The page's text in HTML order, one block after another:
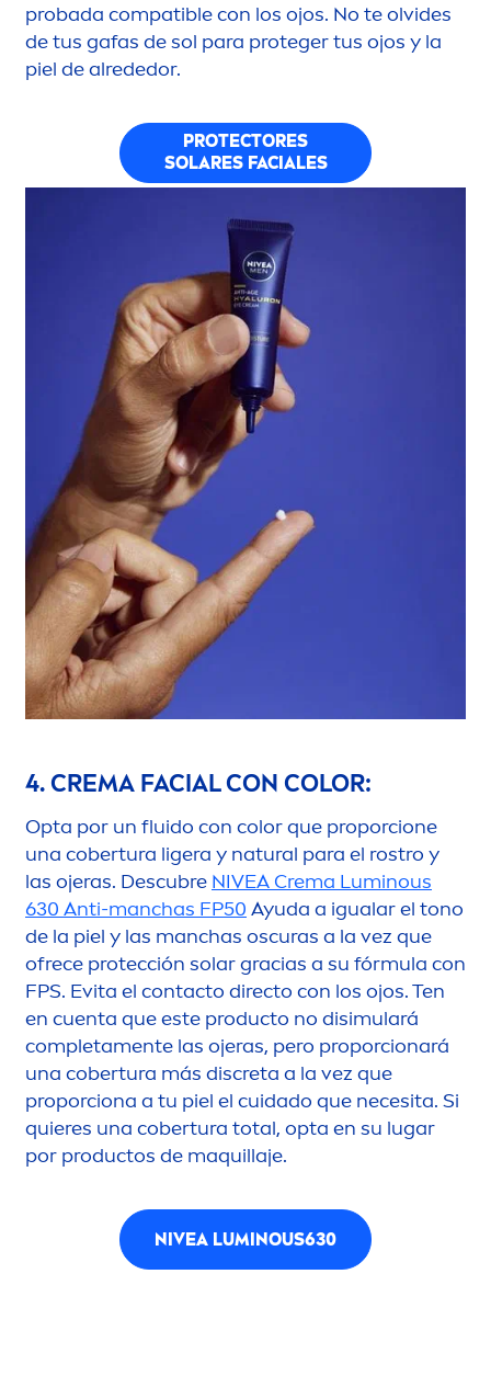
probada compatible con los ojos. No te olvides
de tus gafas de sol para proteger tus ojos y la
piel de alrededor.
PROTECTORES
SOLARES FACIALES
4. CREMA FACIAL CON COLOR:
Opta por un fluido con colorque proporcione
una cobertura ligera y natural para el rostro y
las ojeras. Descubre NIVEA Crema Luminous
630 Anti-manchas FP50 Ayuda a igualar el tono
de la piel y las manchas oscuras a la vez que
ofrece protección solar gracias a su fórmula con
FPS. Evita el contacto directo con los ojos. Ten
en cuenta que este producto no disimulará
completamente las ojeras, pero proporcionará
una cobertura más discreta a la vez que
proporciona a tu piel el cuidado que necesita. Si
quieres una cobertura total, opta en su lugar
por productos de maquillaje.
NIVEA LUMINOUS630